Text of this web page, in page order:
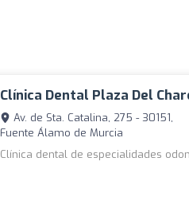
Clínica Dental Plaza Del
Av. de Sta. Catalina, 275 - 30151,
Fuente Álamo de Murcia
Clínica dental de especialidades